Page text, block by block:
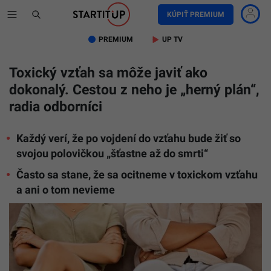
KÚPIŤ PREMIUM
PREMIUM UP TV
Toxický vzťah sa môže javiť ako
dokonalý. Cestou z neho je „herný plán“,
radia odborníci
Každý verí, že po vojdení do vzťahu bude žiť so
svojou polovičkou „šťastne až do smrti“
Často sa stane, že sa ocitneme v toxickom vzťahu
a ani o tom nevieme